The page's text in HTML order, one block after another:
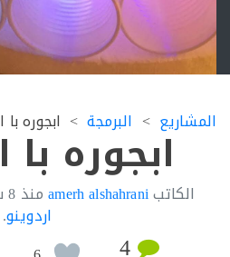
البرمجة ابجوره با
ابجوره با
amerh alshahrani منذ8 سنوات
اردوينو.
4